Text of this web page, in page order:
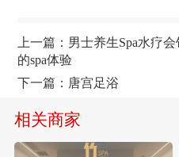
上一篇： 男士养生Spa水疗
的spa体验
下一篇： 唐宫足浴
相关商家